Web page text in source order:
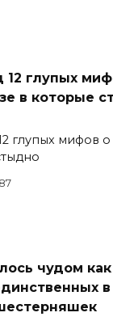
12 глупых
в которые
глупых мифов
чудом